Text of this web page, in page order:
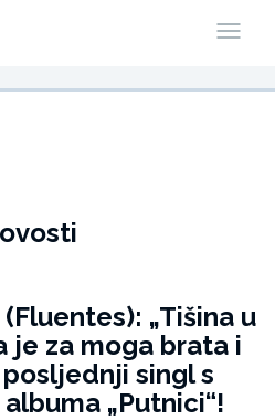
„Tišina u
je za moga brata i
singl s
„Putnici“!